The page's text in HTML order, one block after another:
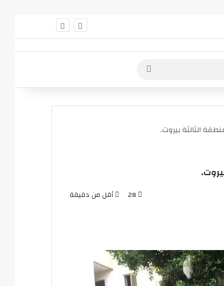
عن
الثالثة بيروت.
28 أقل من دقيقة